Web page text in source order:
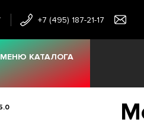
+7 (495) 187-21-17
МЕНЮ КАТАЛОГА